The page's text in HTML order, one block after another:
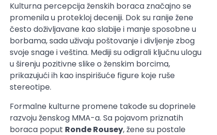
Kulturna percepcija ženskih boraca značajno se
promenila u protekloj deceniji. Dok su ranije žene
često doživljavane kao slabije i manje sposobne u
borbama, sada uživaju poštovanje i divljenje zbog
svoje snage i veština. Mediji su odigrali ključnu ulogu
u širenju pozitivne slike o ženskim borcima,
prikazujući ih kao inspirišuće figure koje ruše
stereotipe.
Formalne kulturne promene takođe su doprinele
razvoju ženskog MMA-a. Sa pojavom priznatih
boraca poput Ronde Rousey, žene su postale